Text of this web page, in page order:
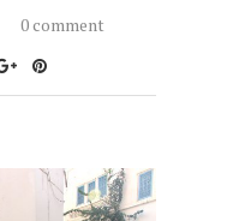
0 comment